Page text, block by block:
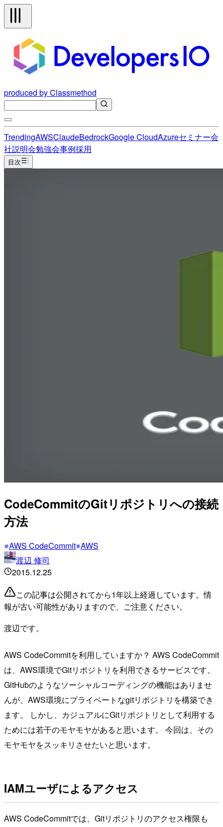
produced by Classmethod
TrendingAWSClaudeBedrockGoogle CloudAzureセミナー会
社説明会勉強会事例採用
目次
CodeCommitのGitリポジトリへの接続
方法
AWS CodeCommit AWS
渡辺 修司
2015.12.25
この記事は公開されてから1年以上経過しています。情
報が古い可能性がありますので、ご注意ください。
渡辺です。
AWS CodeCommitを利用していますか？ AWS CodeCommit
は、AWS環境でGitリポジトリを利用できるサービスです。
GitHubのようなソーシャルコーディングの機能はありませ
んが、AWS環境にプライベートなgitリポジトリを構築でき
ます。 しかし、カジュアルにGitリポジトリとして利用する
ためには若干のモヤモヤがあると思います。 今回は、その
モヤモヤをスッキリさせたいと思います。
IAMユーザによるアクセス
AWS CodeCommitでは、Gitリポジトリのアクセス権限も